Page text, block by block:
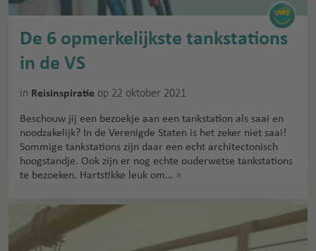
De 6 opmerkelijkste tankstations
in de VS
in Reisinspiratie op 22 oktober 2021
Beschouw jij een bezoekje aan een tankstation als saai en
noodzakelijk? In de Verenigde Staten is het zeker niet saai!
Sommige tankstations zijn daar een echt architectonisch
hoogstandje. Ook zijn er nog echte ouderwetse tankstations
te bezoeken. Hartstikke leuk om… »